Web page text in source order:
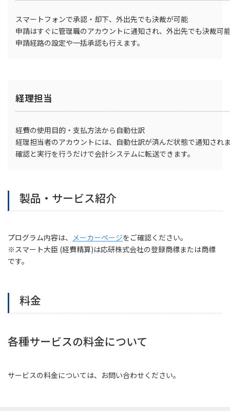
スマートフォンで承認・却下、外出先でも決裁が可能
申請はすぐに管理職のアカウントに通知され、外出先でも決裁可
申請経路の設定や一括承認も行えます。
経理担当
経費の使用目的・支払方法から自動仕訳
経理担当者のアカウントには、自動仕訳が済んだ状態で通知され
確認と実行を行うだけで会計システムに転送できます。
製品・サービス紹介
プログラム内容は、 メーカーページをご確認ください。
※スマート大臣 (経費精算)は応研株式会社の登録商標または商標
です。
料金
各種サービスの料金について
サービスの料金については、お問い合わせください。